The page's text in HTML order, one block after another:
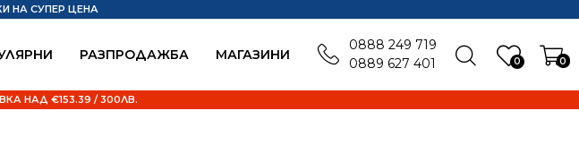
РАЗПРОДАЖБА MАГАЗИНИ 0 0
НА СУПЕР ЦЕНА
НАД €153.39 / 300ЛВ.
0888 249 719
0889 627 401